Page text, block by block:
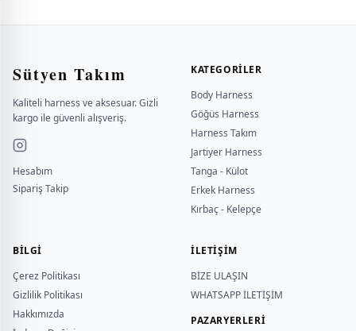
Sütyen Takım
Kaliteli harness ve aksesuar. Gizli
kargo ile güvenli alışveriş.
Hesabım
Sipariş Takip
KATEGORILER
Body Harness
Göğüs Harness
Harness Takım
Jartiyer Harness
Tanga - Külot
Erkek Harness
Kırbaç - Kelepçe
BILGI
Çerez Politikası
Gizlilik Politikası
Hakkımızda
İLETİŞİM
BİZE ULAŞIN
WHATSAPP İLETİŞİM
PAZARYERLERİ